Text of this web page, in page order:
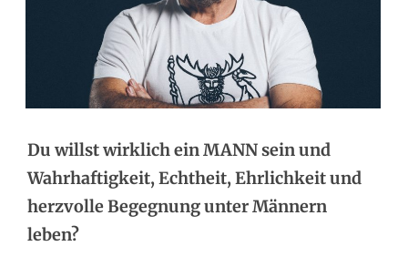
Du willst wirklich ein MANN sein und
Wahrhaftigkeit, Echtheit, Ehrlichkeit und
herzvolle Begegnung unter Männern
leben?